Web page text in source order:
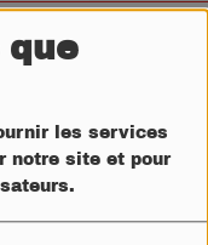
que
les services
notre site et pour